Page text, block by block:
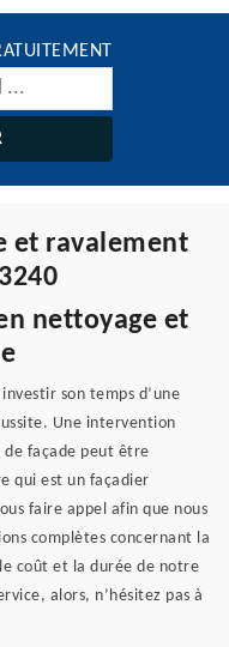
et ravalement
nettoyage et
son temps d’une
Une intervention
façade peut être
qui est un façadier
faire appel afin que nous
complètes concernant la
coût et la durée de notre
alors, n’hésitez pas à